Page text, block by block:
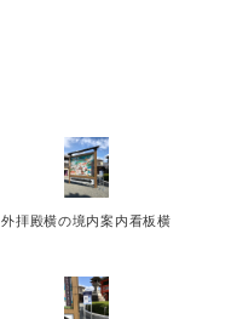
外拝殿横の境内案内看板横